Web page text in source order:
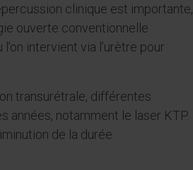
clinique est importante,
ouverte conventionnelle
intervient via l’urètre pour
transurétrale, différentes
années, notamment le laser KTP.
de la durée